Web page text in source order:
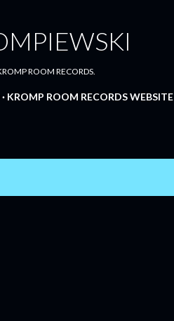
ROOM RECORDS.
KROMP ROOM RECORDS WEBSITE